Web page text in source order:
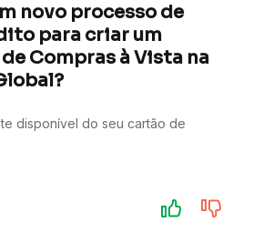
novo processo de
para criar um
Compras à Vista na
disponível do seu cartão de